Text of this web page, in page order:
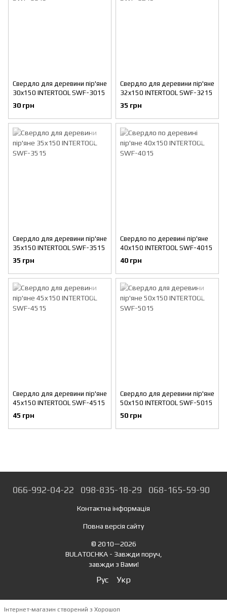
Свердло для деревини пір'яне
30x150 INTERTOOL SWF-3015
30 грн
Свердло для деревини пір'яне
32x150 INTERTOOL SWF-3215
35 грн
Свердло для деревини пір'яне
35x150 INTERTOOL SWF-3515
35 грн
Свердло по деревині пір'яне
40x150 INTERTOOL SWF-4015
40 грн
Свердло для деревини пір'яне
45x150 INTERTOOL SWF-4515
45 грн
Свердло для деревини пір'яне
50x150 INTERTOOL SWF-5015
50 грн
066-992-04-22 098-835-18-29 068-165-59-90
Контактна інформація
Повна версія сайту
© 2010—2026
BULATOCHKA - Завжди поруч,
завжди з Вами!
Рус Укр
Інтернет-магазин створений з Хорошоп